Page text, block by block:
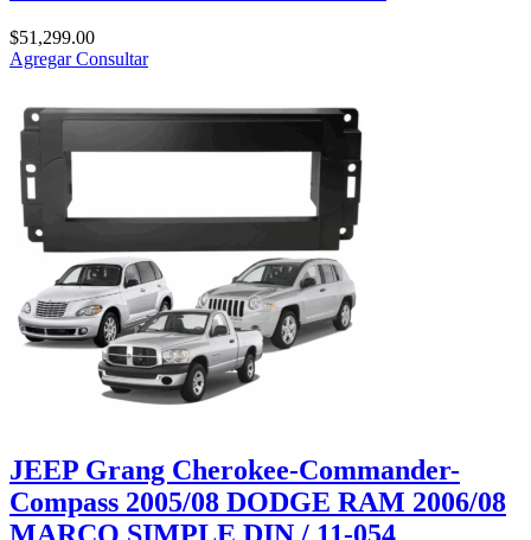
$51,299.00
AgregarConsultar
JEEP Grang Cherokee-Commander-
Compass 2005/08 DODGE RAM 2006/08